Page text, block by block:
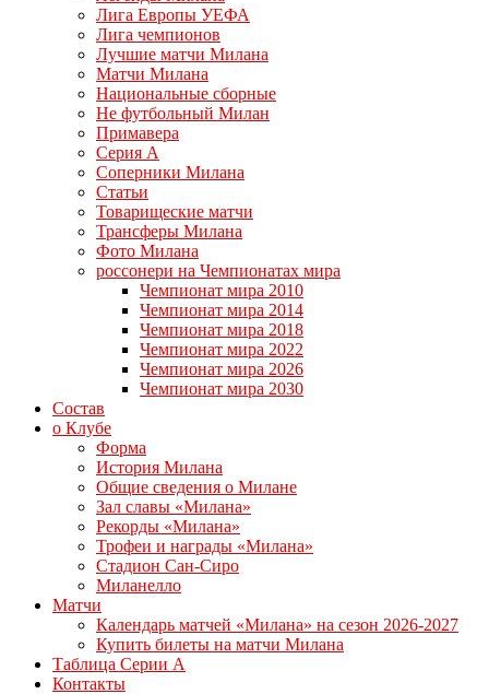
Лига Европы УЕФА
Лига чемпионов
Лучшие матчи Милана
Матчи Милана
Национальные сборные
Не футбольный Милан
Примавера
Серия А
Соперники Милана
Статьи
Товарищеские матчи
Трансферы Милана
Фото Милана
россонери на Чемпионатах мира
Чемпионат мира 2010
Чемпионат мира 2014
Чемпионат мира 2018
Чемпионат мира 2022
Чемпионат мира 2026
Чемпионат мира 2030
Состав
о Клубе
Форма
История Милана
Общие сведения о Милане
Зал славы «Милана»
Рекорды «Милана»
Трофеи и награды «Милана»
Стадион Сан-Сиро
Миланелло
Матчи
Календарь матчей «Милана» на сезон 2026-2027
Купить билеты на матчи Милана
Таблица Серии А
Контакты